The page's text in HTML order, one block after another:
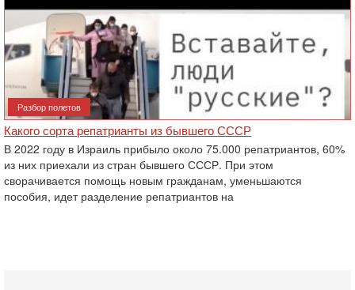
Разбор полетов
Какого сорта репатрианты из бывшего СССР
В 2022 году в Израиль прибыло около 75.000 репатриантов, 60%
из них приехали из стран бывшего СССР. При этом
сворачивается помощь новым гражданам, уменьшаются
пособия, идет разделение репатриантов на